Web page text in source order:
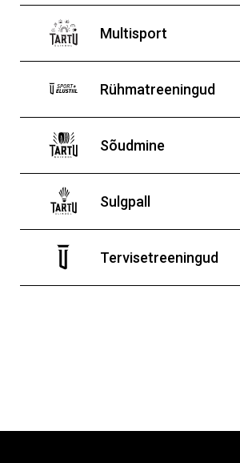
poistele ja tüdrukutele
Multisport
Rühmatreeningud
Sõudmine
poistele ja tüdrukutele
Sulgpall
ja tüdrukuteleTervisetreeningud